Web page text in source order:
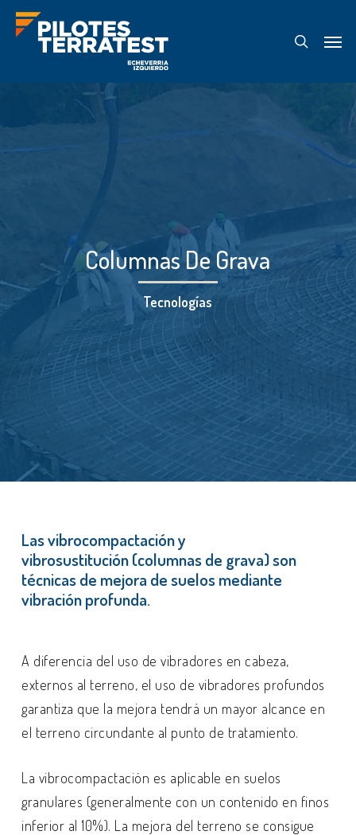
Skip
search
Menu
Columnas De Grava
Tecnologías
Las vibrocompactación y
vibrosustitución (columnas de grava) son
técnicas de mejora de suelos mediante
vibración profunda.
A diferencia del uso de vibradores en cabeza,
externos al terreno, el uso de vibradores profundos
garantiza que la mejora tendrá un mayor alcance en
el terreno circundante al punto de tratamiento.
La vibrocompactación es aplicable en suelos
granulares (generalmente con un contenido en finos
inferior al 10%). La mejora del terreno se consigue